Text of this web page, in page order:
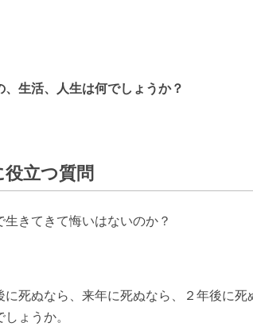
生活、人生は何でしょうか？
立つ質問
きてきて悔いはないのか？
に死ぬなら、来年に死ぬなら、２年後に
ょうか。